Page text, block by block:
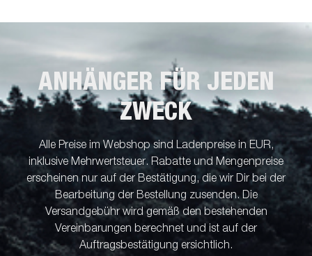
ANHÄNGER FÜR JEDEN
ZWECK
Alle Preise im Webshop sind Ladenpreise in EUR,
inklusive Mehrwertsteuer. Rabatte und Mengenpreise
erscheinen nur auf der Bestätigung, die wir Dir bei der
Bearbeitung der Bestellung zusenden. Die
Versandgebühr wird gemäß den bestehenden
Vereinbarungen berechnet und ist auf der
Auftragsbestätigung ersichtlich.